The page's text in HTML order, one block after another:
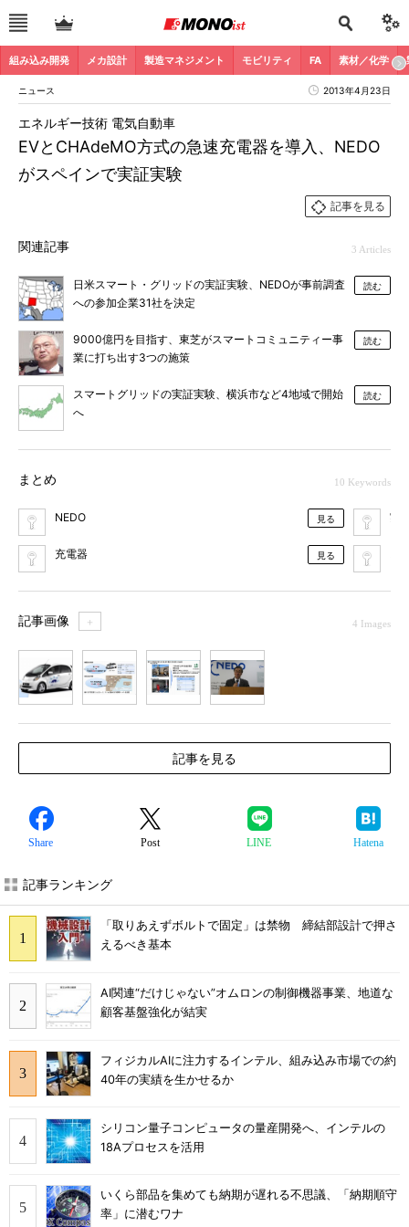
組み込み開発 メカ設計 製造マネジメント モビリティ FA 素材／化学
ニュース 2013年4月23日
EVとCHAdeMO方式の急速充電器を導入、NEDO
がスペインで実証実験
エネルギー技術 電気自動車
記事を見る
関連記事 3 Articles
日米スマート・グリッドの実証実験、NEDOが事前調査
への参加企業31社を決定
読む
9000億円を目指す、東芝がスマートコミュニティー事
業に打ち出す3つの施策
読む
スマートグリッドの実証実験、横浜市など4地域で開始
へ
読む
まとめ 10 Keywords
NEDO 見る
充電器 見る
実
記事画像 ＋ 4 Images
記事を見る
Share Post LINE Hatena
記事ランキング
「取りあえずボルトで固定」は禁物 締結部設計で押さ
えるべき基本
AI関連“だけじゃない”オムロンの制御機器事業、地道な
顧客基盤強化が結実
フィジカルAIに注力するインテル、組み込み市場での約
40年の実績を生かせるか
シリコン量子コンピュータの量産開発へ、インテルの
18Aプロセスを活用
いくら部品を集めても納期が遅れる不思議、「納期順守
率」に潜むワナ